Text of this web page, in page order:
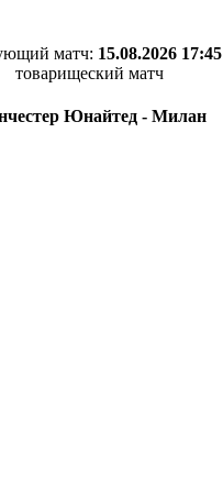
матч: 15.08.2026 17:45
товарищеский матч
Юнайтед - Милан